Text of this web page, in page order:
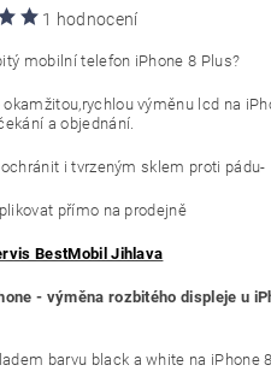
1 hodnocení
mobilní telefon iPhone 8 Plus?
okamžitou,rychlou výměnu lcd na
a objednání.
i tvrzeným sklem proti pádu-
přímo na prodejně
BestMobil Jihlava
- výměna rozbitého displeje u
barvu black a white na iPhone